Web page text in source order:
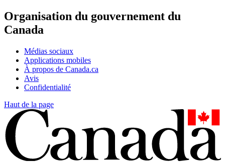
Organisation du gouvernement du
Canada
Médias sociaux
Applications mobiles
À propos de Canada.ca
Avis
Confidentialité
Haut de la page